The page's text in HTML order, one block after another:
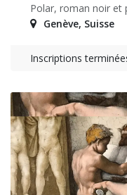
Polar, roman noir et
Genève, Suisse
Inscriptions